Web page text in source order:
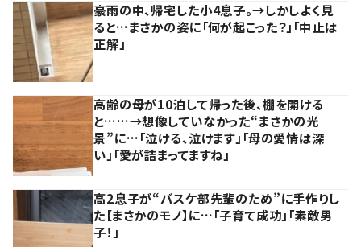
豪雨の中、帰宅した小4息子。→しかしよく見
ると…まさかの姿に「何が起こった？」「中止は
正解」
高齢の母が10泊して帰った後、棚を開ける
と……→想像していなかった“まさかの光
景”に…「泣ける、泣けます」「母の愛情は深
い」「愛が詰まってますね」
高2息子が“バスケ部先輩のため”に手作りし
た【まさかのモノ】に…「子育て成功」「素敵男
子！」